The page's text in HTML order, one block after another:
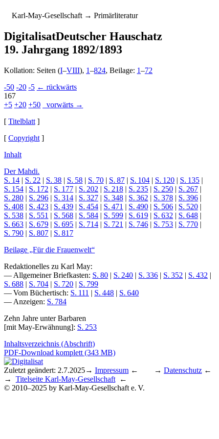
Karl-May-Gesellschaft → Primärliteratur
DigitalisatDeutscher Hauschatz
19. Jahrgang 1892/1893
Kollation: Seiten (I–VIII), 1–824, Beilage: 1–72
-50 -20 -5 ← rückwärts
167
+5 +20 +50
vorwärts →
[ Titelblatt ]
[ Copyright ]
Inhalt
Der Mahdi.
S. 14 | S. 22 | S. 38 | S. 58 | S. 70 | S. 87 | S. 104 | S. 120 | S. 135 |
S. 154 | S. 172 | S. 177 | S. 202 | S. 218 | S. 235 | S. 250 | S. 267 |
S. 280 | S. 296 | S. 314 | S. 327 | S. 348 | S. 362 | S. 378 | S. 396 |
S. 408 | S. 423 | S. 439 | S. 454 | S. 471 | S. 490 | S. 506 | S. 520 |
S. 538 | S. 551 | S. 568 | S. 584 | S. 599 | S. 619 | S. 632 | S. 648 |
S. 663 | S. 679 | S. 695 | S. 714 | S. 721 | S. 746 | S. 753 | S. 770 |
S. 790 | S. 807 | S. 817
Beilage „Für die Frauenwelt“
Redaktionelles zu Karl May:
— Allgemeiner Briefkasten: S. 80 | S. 240 | S. 336 | S. 352 | S. 432 |
S. 688 | S. 704 | S. 720 | S. 799
— Vom Büchertisch: S. 111 | S. 448 | S. 640
— Anzeigen: S. 784
Zehn Jahre unter Barbaren
[mit May-Erwähnung]: S. 253
Inhaltsverzeichnis (Abschrift)
PDF-Download komplett (343 MB)
Zuletzt geändert: 2.7.2025→ Impressum ← → Datenschutz ←
→ Titelseite Karl-May-Gesellschaft ←
© 2010–2025 by Karl-May-Gesellschaft e. V.